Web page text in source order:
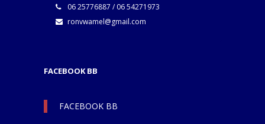
06 25776887 / 06 54271973
ronvwamel@gmail.com
FACEBOOK BB
FACEBOOK BB